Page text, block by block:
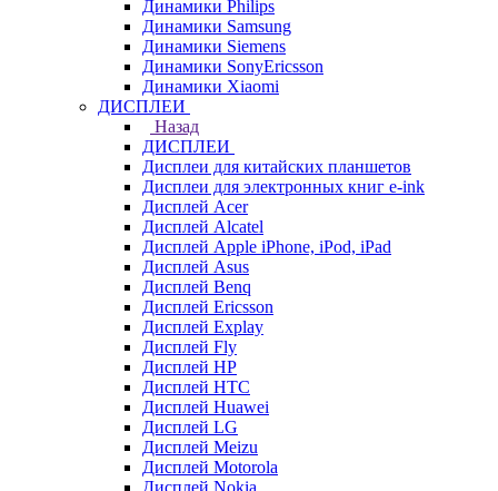
Динамики Philips
Динамики Samsung
Динамики Siemens
Динамики SonyEricsson
Динамики Xiaomi
ДИСПЛЕИ
Назад
ДИСПЛЕИ
Дисплеи для китайских планшетов
Дисплеи для электронных книг e-ink
Дисплей Acer
Дисплей Alcatel
Дисплей Apple iPhone, iPod, iPad
Дисплей Asus
Дисплей Benq
Дисплей Ericsson
Дисплей Explay
Дисплей Fly
Дисплей HP
Дисплей HTC
Дисплей Huawei
Дисплей LG
Дисплей Meizu
Дисплей Motorola
Дисплей Nokia